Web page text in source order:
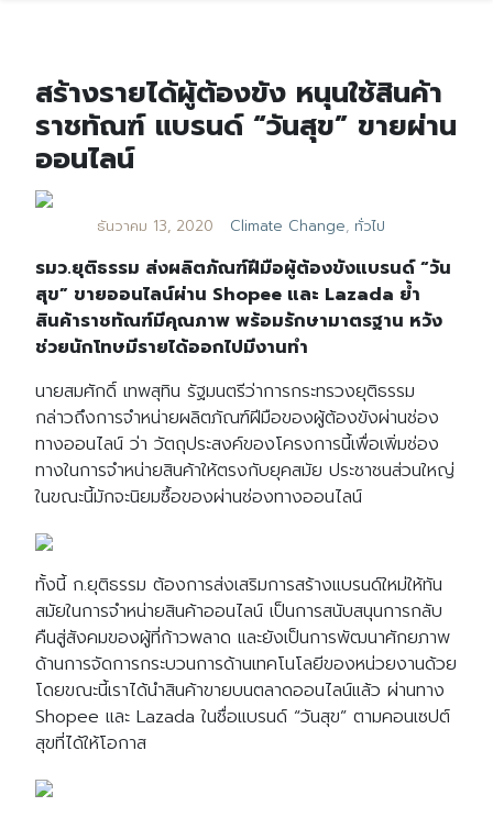
สร้างรายได้ผู้ต้องขัง หนุนใช้สินค้า
ราชทัณฑ์ แบรนด์ “วันสุข” ขายผ่าน
ออนไลน์
ธันวาคม 13, 2020 Climate Change, ทั่วไป
รมว.ยุติธรรม ส่งผลิตภัณฑ์ฝีมือผู้ต้องขังแบรนด์ “วัน
สุข” ขายออนไลน์ผ่าน Shopee และ Lazada ย้ำ
สินค้าราชทัณฑ์มีคุณภาพ พร้อมรักษามาตรฐาน หวัง
ช่วยนักโทษมีรายได้ออกไปมีงานทำ
นายสมศักดิ์ เทพสุทิน รัฐมนตรีว่าการกระทรวงยุติธรรม
กล่าวถึงการจำหน่ายผลิตภัณฑ์ฝีมือของผู้ต้องขังผ่านช่อง
ทางออนไลน์ ว่า วัตถุประสงค์ของโครงการนี้เพื่อเพิ่มช่อง
ทางในการจำหน่ายสินค้าให้ตรงกับยุคสมัย ประชาชนส่วนใหญ่
ในขณะนี้มักจะนิยมซื้อของผ่านช่องทางออนไลน์
ทั้งนี้ ก.ยุติธรรม ต้องการส่งเสริมการสร้างแบรนด์ใหม่ให้ทัน
สมัยในการจำหน่ายสินค้าออนไลน์ เป็นการสนับสนุนการกลับ
คืนสู่สังคมของผู้ที่ก้าวพลาด และยังเป็นการพัฒนาศักยภาพ
ด้านการจัดการกระบวนการด้านเทคโนโลยีของหน่วยงานด้วย
โดยขณะนี้เราได้นำสินค้าขายบนตลาดออนไลน์แล้ว ผ่านทาง
Shopee และ Lazada ในชื่อแบรนด์ “วันสุข” ตามคอนเซปต์
สุขที่ได้ให้โอกาส